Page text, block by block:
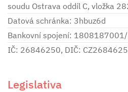
soudu Ostrava oddíl C, vložka
Datová schránka: 3hbuz6d
Bankovní spojení:
IČ: 26846250, DIČ:
Legislativa